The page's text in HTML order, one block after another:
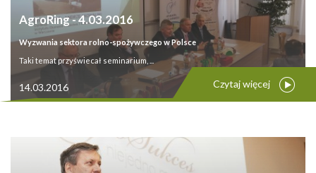
AgroRing - 4.03.2016
Wyzwania sektora rolno-spożywczego w Polsce
Taki temat przyświecał seminarium, ...
14.03.2016 Czytaj więcej